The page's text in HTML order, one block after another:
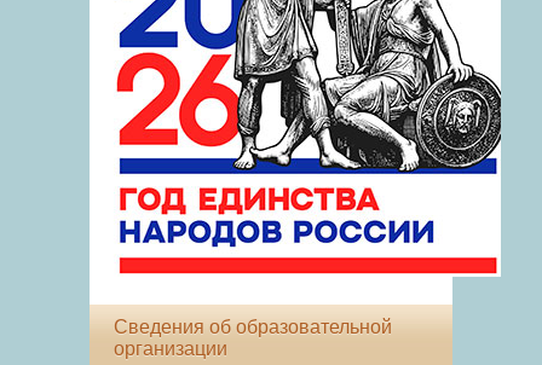
Сведения об образовательной
организации